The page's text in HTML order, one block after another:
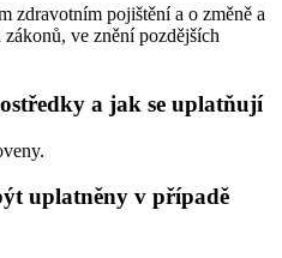
zdravotním pojištění a o změně a
ve znění pozdějších
a jak se uplatňují
uplatněny v případě